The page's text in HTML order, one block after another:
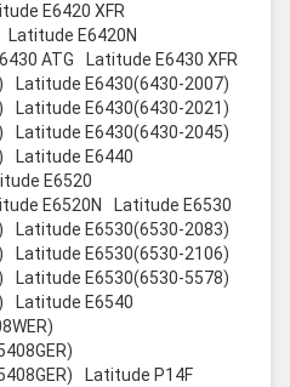
E6420 XFR
Latitude E6420N
ATG
Latitude E6430 XFR
Latitude E6430(6430-2007)
Latitude E6430(6430-2021)
Latitude E6430(6430-2045)
Latitude E6440
E6520
E6520N
Latitude E6530
Latitude E6530(6530-2083)
Latitude E6530(6530-2106)
Latitude E6530(6530-5578)
Latitude E6540
Latitude P14F